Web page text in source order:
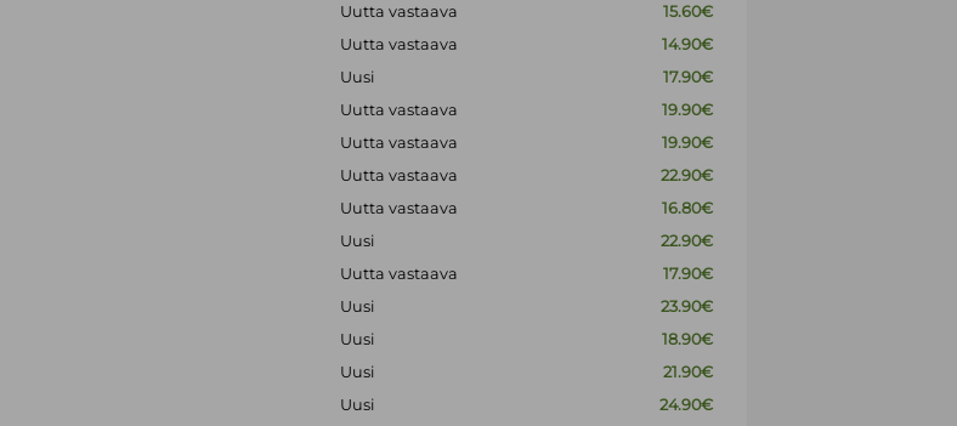
Uutta vastaava
15.60€
Uutta vastaava
14.90€
Uusi
17.90€
Uutta vastaava
19.90€
Uutta vastaava
19.90€
Uutta vastaava
22.90€
Uutta vastaava
16.80€
Uusi
22.90€
Uutta vastaava
17.90€
Uusi
23.90€
Uusi
18.90€
Uusi
21.90€
Uusi
24.90€